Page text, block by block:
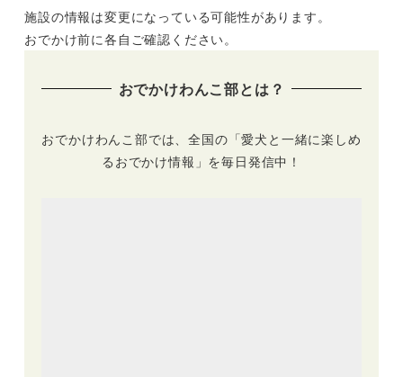
施設の情報は変更になっている可能性があります。
おでかけ前に各自ご確認ください。
おでかけわんこ部とは？
おでかけわんこ部では、全国の「愛犬と一緒に楽しめ
るおでかけ情報」を毎日発信中！